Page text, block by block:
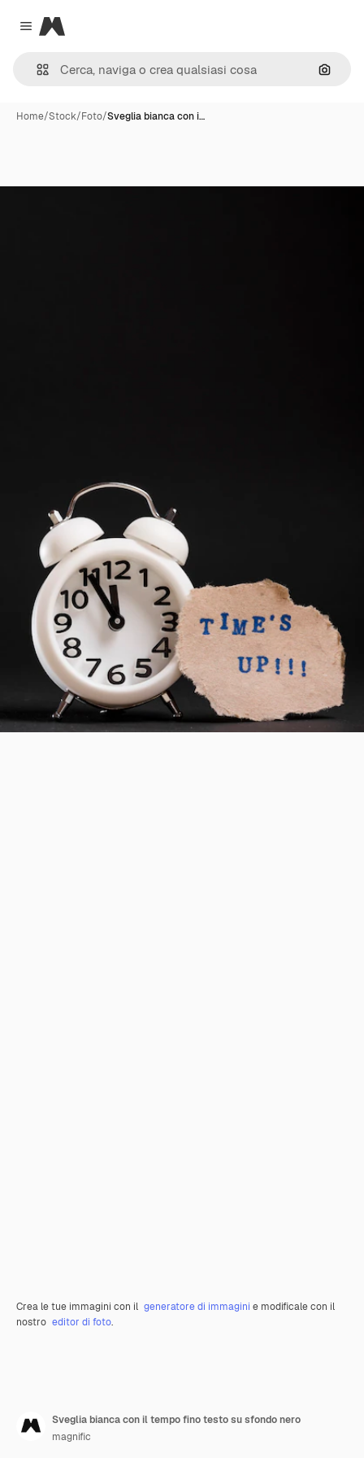
Close menu
Magnific
Cerca
Home/Stock/Foto/Sveglia bianca con i…
Crea le tue immagini con il generatore di immagini e modificale con il
nostro editor di foto.
Sveglia bianca con il tempo fino testo su sfondo nero
magnific